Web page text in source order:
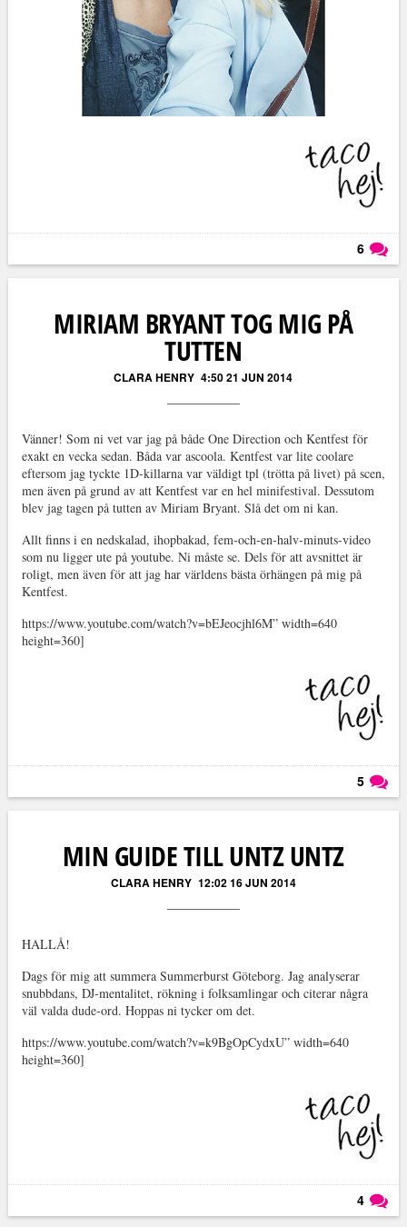
6
MIRIAM BRYANT TOG MIG PÅ
TUTTEN
CLARA HENRY 4:50 21 JUN 2014
Vänner! Som ni vet var jag på både One Direction och Kentfest för
exakt en vecka sedan. Båda var ascoola. Kentfest var lite coolare
eftersom jag tyckte 1D-killarna var väldigt tpl (trötta på livet) på scen,
men även på grund av att Kentfest var en hel minifestival. Dessutom
blev jag tagen på tutten av Miriam Bryant. Slå det om ni kan.
Allt finns i en nedskalad, ihopbakad, fem-och-en-halv-minuts-video
som nu ligger ute på youtube. Ni måste se. Dels för att avsnittet är
roligt, men även för att jag har världens bästa örhängen på mig på
Kentfest.
https://www.youtube.com/watch?v=bEJeocjhl6M” width=640
height=360]
5
MIN GUIDE TILL UNTZ UNTZ
CLARA HENRY 12:02 16 JUN 2014
HALLÅ!
Dags för mig att summera Summerburst Göteborg. Jag analyserar
snubbdans, DJ-mentalitet, rökning i folksamlingar och citerar några
väl valda dude-ord. Hoppas ni tycker om det.
https://www.youtube.com/watch?v=k9BgOpCydxU” width=640
height=360]
4